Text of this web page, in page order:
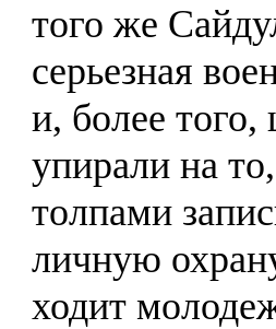
того же
серьезная
и, более
упирали на
толпами
личную
ходит